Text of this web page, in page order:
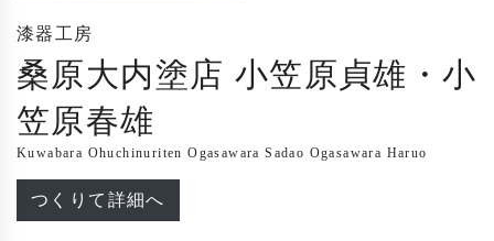
漆器工房
桑原大内塗店 小笠原貞雄・小
笠原春雄
Kuwabara Ohuchinuriten Ogasawara Sadao Ogasawara Haruo
つくりて詳細へ